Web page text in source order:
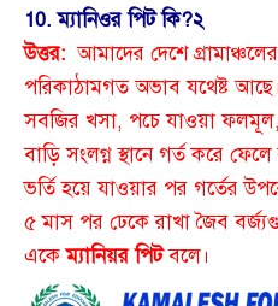
10. ম্যানিওর পিট কি?২
উত্তর: আমাদের দেশে
পরিকাঠামগত অভাব যথেষ্ট
সবজির খসা, পচে যাওয়া ফলমূল,
বাড়ি সংলগ্ন স্থানে গর্ত করে
ভর্তি হয়ে যাওয়ার পর গর্তের
৫ মাস পর ঢেকে রাখা জৈব
একেম্যানিয়র পিটবলে।